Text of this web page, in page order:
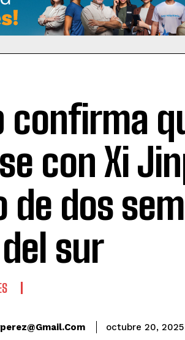
confirma
con Xi
de dos
sur
octubre 20, 2025